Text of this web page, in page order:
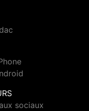
sociaux